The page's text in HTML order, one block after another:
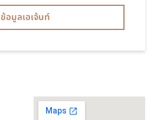
ข้อมูลเอเจ้นท์